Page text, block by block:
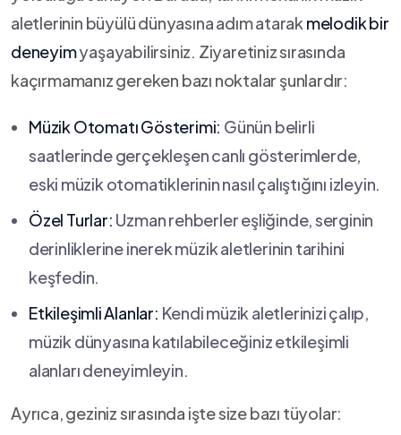
aletlerinin büyülü dünyasına adım ‌atarak melodik bir
deneyimyaşayabilirsiniz. ​Ziyaretiniz⁣ sırasında
kaçırmamanız gereken bazı noktalar‍ şunlardır:
Müzik Otomatı‌ Gösterimi: Günün belirli
saatlerinde gerçekleşen canlı gösterimlerde,
eski⁣ müzik otomatiklerinin nasıl çalıştığını ‌izleyin.
Özel Turlar: Uzman‍ rehberler eşliğinde, ⁢serginin
⁢derinliklerine inerek müzik aletlerinin tarihini‍
keşfedin.
Etkileşimli⁣ Alanlar: Kendi⁣ müzik aletlerinizi⁤ çalıp,
müzik‍ dünyasına katılabileceğiniz etkileşimli
alanları deneyimleyin.
Ayrıca, geziniz sırasında​ işte size bazı tüyolar: